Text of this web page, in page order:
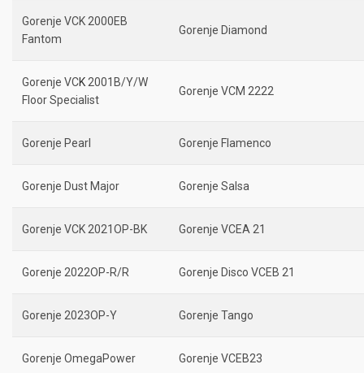
Gorenje VCK 2000EB
Fantom
Gorenje Diamond
Gorenje VCK 2001B/Y/W
Floor Specialist
Gorenje VCM 2222
Gorenje Pearl Gorenje Flamenco
Gorenje Dust Major Gorenje Salsa
Gorenje VCK 2021OP-BK Gorenje VCEA 21
Gorenje 2022OP-R/R Gorenje Disco VCEB 21
Gorenje 2023OP-Y Gorenje Tango
Gorenje OmegaPower Gorenje VCEB23